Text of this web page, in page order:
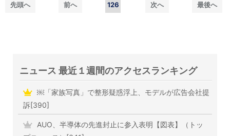
先頭へ 前へ 126 次へ 最後へ
ニュース 最近１週間のアクセスランキング
￼「家族写真」で整形疑惑浮上、モデルが広告会社提
訴[390]
AUO、半導体の先進封止に参入表明【図表】（トッ